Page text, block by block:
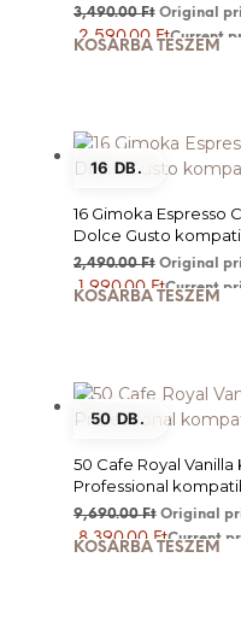
3,490.00Ft Original
2,590.00 FtCurrent
KOSÁRBA TESZEM
16 DB.
16 Gimoka Espresso
Dolce Gusto
2,490.00Ft Original
1,990.00FtCurrent
KOSÁRBA TESZEM
50 DB.
50 Cafe Royal Vanilla
Professional
9,690.00Ft Original
8,390.00 FtCurrent
KOSÁRBA TESZEM